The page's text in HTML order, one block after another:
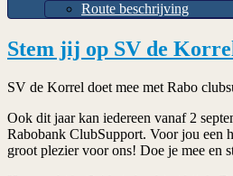
Route beschrijving
Stem jij op SV de
SV de Korrel doet mee met Rabo
Ook dit jaar kan iedereen vanaf 2
Rabobank ClubSupport. Voor jou een
groot plezier voor ons! Doe je mee en